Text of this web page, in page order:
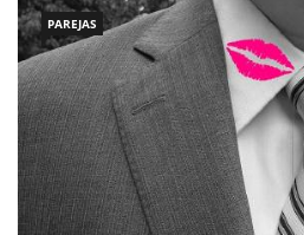
PAREJAS